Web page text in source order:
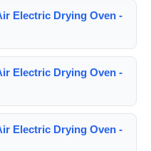
Electric Drying Oven -
Electric Drying Oven -
Electric Drying Oven -